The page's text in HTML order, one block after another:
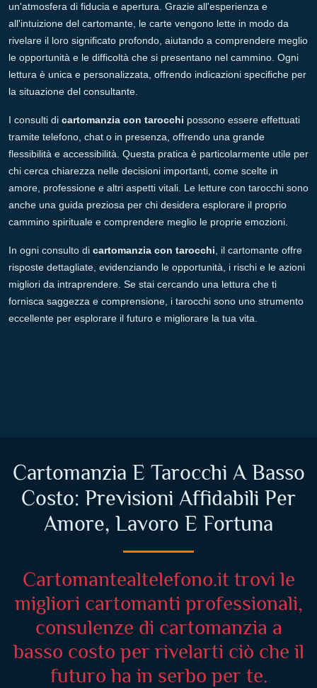
un'atmosfera di fiducia e apertura. Grazie all'esperienza e
all'intuizione del cartomante, le carte vengono lette in modo da
rivelare il loro significato profondo, aiutando a comprendere meglio
le opportunità e le difficoltà che si presentano nel cammino. Ogni
lettura è unica e personalizzata, offrendo indicazioni specifiche per
la situazione del consultante.
I consulti di cartomanzia con tarocchi possono essere effettuati
tramite telefono, chat o in presenza, offrendo una grande
flessibilità e accessibilità. Questa pratica è particolarmente utile per
chi cerca chiarezza nelle decisioni importanti, come scelte in
amore, professione e altri aspetti vitali. Le letture con tarocchi sono
anche una guida preziosa per chi desidera esplorare il proprio
cammino spirituale e comprendere meglio le proprie emozioni.
In ogni consulto di cartomanzia con tarocchi, il cartomante offre
risposte dettagliate, evidenziando le opportunità, i rischi e le azioni
migliori da intraprendere. Se stai cercando una lettura che ti
fornisca saggezza e comprensione, i tarocchi sono uno strumento
eccellente per esplorare il futuro e migliorare la tua vita.
Cartomanzia E Tarocchi A Basso
Costo: Previsioni Affidabili Per
Amore, Lavoro E Fortuna
Cartomantealtelefono.it trovi le
migliori cartomanti professionali,
consulenze di cartomanzia a
basso costo per rivelarti ciò che il
futuro ha in serbo per te.